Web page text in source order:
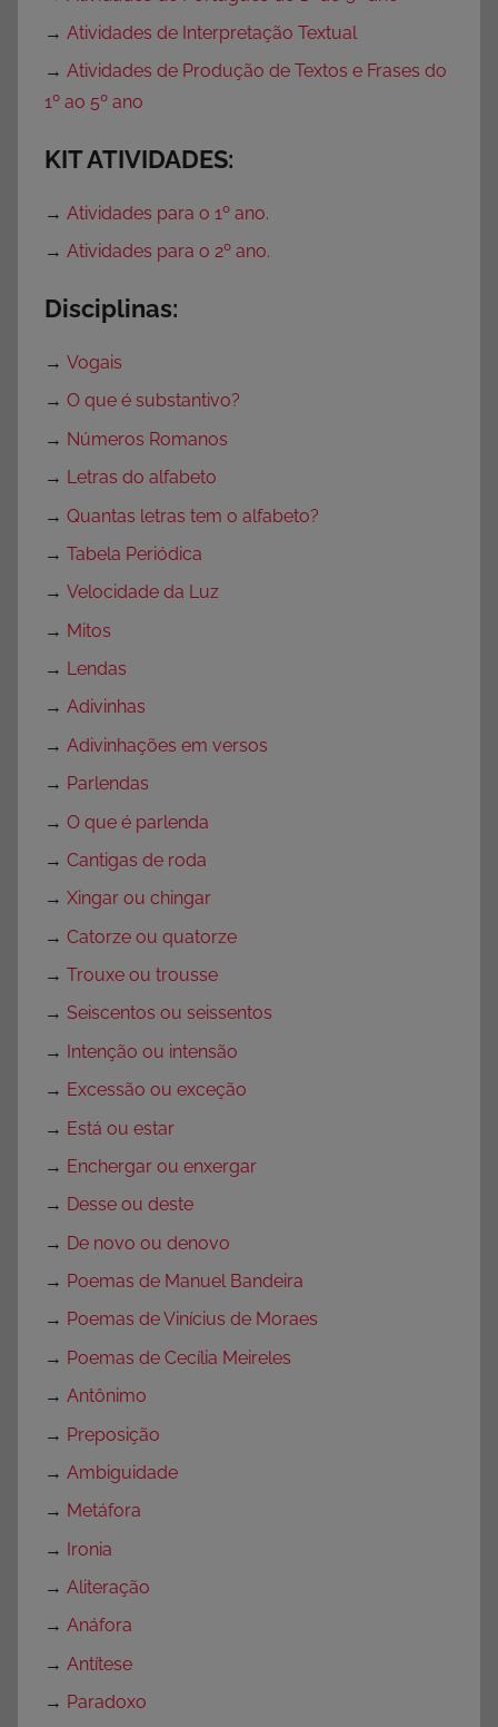
→ Atividades de Interpretação Textual
→ Atividades de Produção de Textos e Frases do
1º ao 5º ano
KIT ATIVIDADES:
→ Atividades para o 1º ano.
→ Atividades para o 2º ano.
Disciplinas:
→ Vogais
→ O que é substantivo?
→ Números Romanos
→ Letras do alfabeto
→ Quantas letras tem o alfabeto?
→ Tabela Periódica
→ Velocidade da Luz
→ Mitos
→ Lendas
→ Adivinhas
→ Adivinhações em versos
→ Parlendas
→ O que é parlenda
→ Cantigas de roda
→ Xingar ou chingar
→ Catorze ou quatorze
→ Trouxe ou trousse
→ Seiscentos ou seissentos
→ Intenção ou intensão
→ Excessão ou exceção
→ Está ou estar
→ Enchergar ou enxergar
→ Desse ou deste
→ De novo ou denovo
→ Poemas de Manuel Bandeira
→ Poemas de Vinícius de Moraes
→ Poemas de Cecília Meireles
→ Antônimo
→ Preposição
→ Ambiguidade
→ Metáfora
→ Ironia
→ Aliteração
→ Anáfora
→ Antítese
→ Paradoxo